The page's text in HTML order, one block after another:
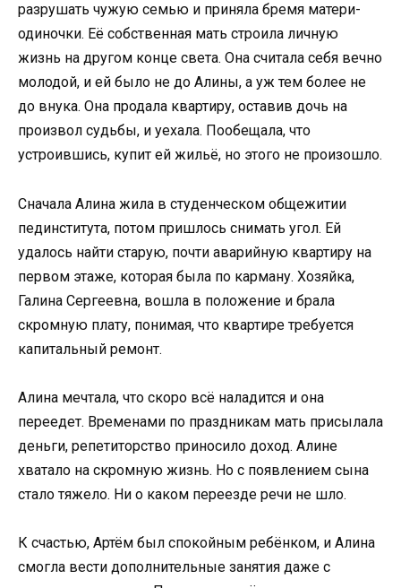
разрушать чужую семью и приняла бремя матери-
одиночки. Её собственная мать строила личную
жизнь на другом конце света. Она считала себя вечно
молодой, и ей было не до Алины, а уж тем более не
до внука. Она продала квартиру, оставив дочь на
произвол судьбы, и уехала. Пообещала, что
устроившись, купит ей жильё, но этого не произошло.
Сначала Алина жила в студенческом общежитии
пединститута, потом пришлось снимать угол. Ей
удалось найти старую, почти аварийную квартиру на
первом этаже, которая была по карману. Хозяйка,
Галина Сергеевна, вошла в положение и брала
скромную плату, понимая, что квартире требуется
капитальный ремонт.
Алина мечтала, что скоро всё наладится и она
переедет. Временами по праздникам мать присылала
деньги, репетиторство приносило доход. Алине
хватало на скромную жизнь. Но с появлением сына
стало тяжело. Ни о каком переезде речи не шло.
К счастью, Артём был спокойным ребёнком, и Алина
смогла вести дополнительные занятия даже с